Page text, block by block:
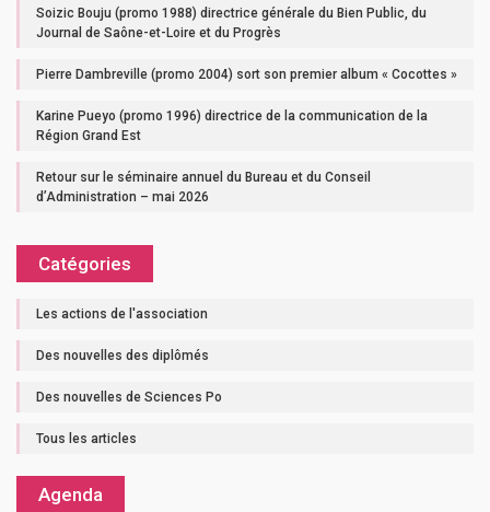
Soizic Bouju (promo 1988) directrice générale du Bien Public, du
Journal de Saône-et-Loire et du Progrès
Pierre Dambreville (promo 2004) sort son premier album « Cocottes »
Karine Pueyo (promo 1996) directrice de la communication de la
Région Grand Est
Retour sur le séminaire annuel du Bureau et du Conseil
d’Administration – mai 2026
Catégories
Les actions de l'association
Des nouvelles des diplômés
Des nouvelles de Sciences Po
Tous les articles
Agenda